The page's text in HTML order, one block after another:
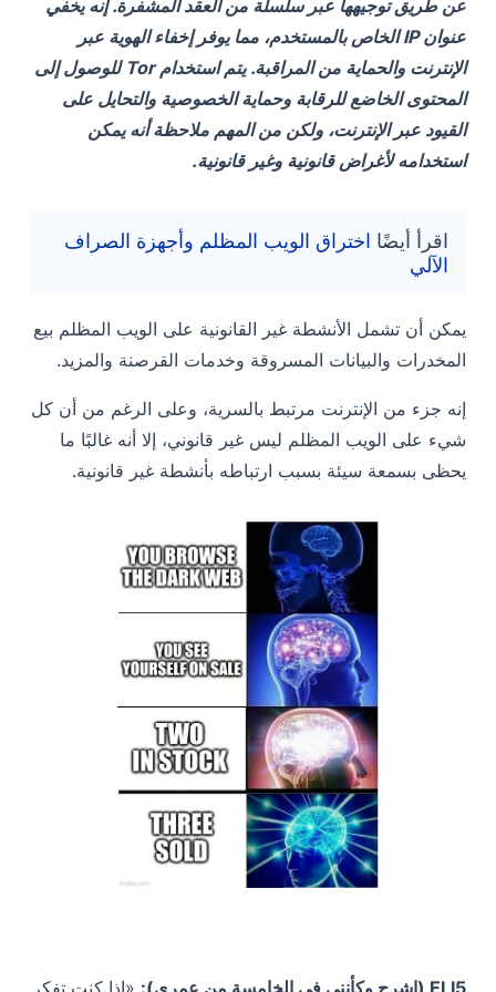
عن طريق توجيهها عبر سلسلة من العقد المشفرة. إنه يخفي
عنوان IP الخاص بالمستخدم، مما يوفر إخفاء الهوية عبر
الإنترنت والحماية من المراقبة. يتم استخدام Tor للوصول إلى
المحتوى الخاضع للرقابة وحماية الخصوصية والتحايل على
القيود عبر الإنترنت، ولكن من المهم ملاحظة أنه يمكن
استخدامه لأغراض قانونية وغير قانونية.
اقرأ أيضًا اختراق الويب المظلم وأجهزة الصراف
الآلي
يمكن أن تشمل الأنشطة غير القانونية على الويب المظلم بيع
المخدرات والبيانات المسروقة وخدمات القرصنة والمزيد.
إنه جزء من الإنترنت مرتبط بالسرية، وعلى الرغم من أن كل
شيء على الويب المظلم ليس غير قانوني، إلا أنه غالبًا ما
يحظى بسمعة سيئة بسبب ارتباطه بأنشطة غير قانونية.